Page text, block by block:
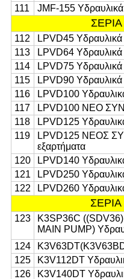
111
JMF-155
ΣΕΡΙΑ
112
LPVD45 Υδραυλικά
113
LPVD64 Υδραυλικά
114
LPVD75 Υδραυλικά
115
LPVD90 Υδραυλικά
116
LPVD100
117
LPVD100 ΝΕΟ
118
LPVD125
119
LPVD125 ΝΕΟΣ
εξαρτήματα
120
LPVD140
121
LPVD250
122
LPVD260
ΣΕΡΙΑ
123
Κ3SP36C
MAIN PUMP)
124
125
K3V112DT
126
K3V140DT